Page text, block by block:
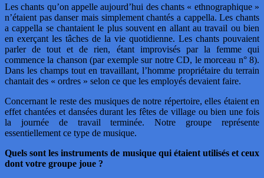
Les chants qu’on appelle aujourd’hui des chants « ethnographique »
n’étaient pas danser mais simplement chantés a cappella. Les chants
a cappella se chantaient le plus souvent en allant au travail ou bien
en exerçant les tâches de la vie quotidienne. Les chants pouvaient
parler de tout et de rien, étant improvisés par la femme qui
commence la chanson (par exemple sur notre CD, le morceau n° 8).
Dans les champs tout en travaillant, l’homme propriétaire du terrain
chantait des « ordres » selon ce que les employés devaient faire.
Concernant le reste des musiques de notre répertoire, elles étaient en
effet chantées et dansées durant les fêtes de village ou bien une fois
la journée de travail terminée. Notre groupe représente
essentiellement ce type de musique.
Quels sont les instruments de musique qui étaient utilisés et ceux
dont votre groupe joue ?